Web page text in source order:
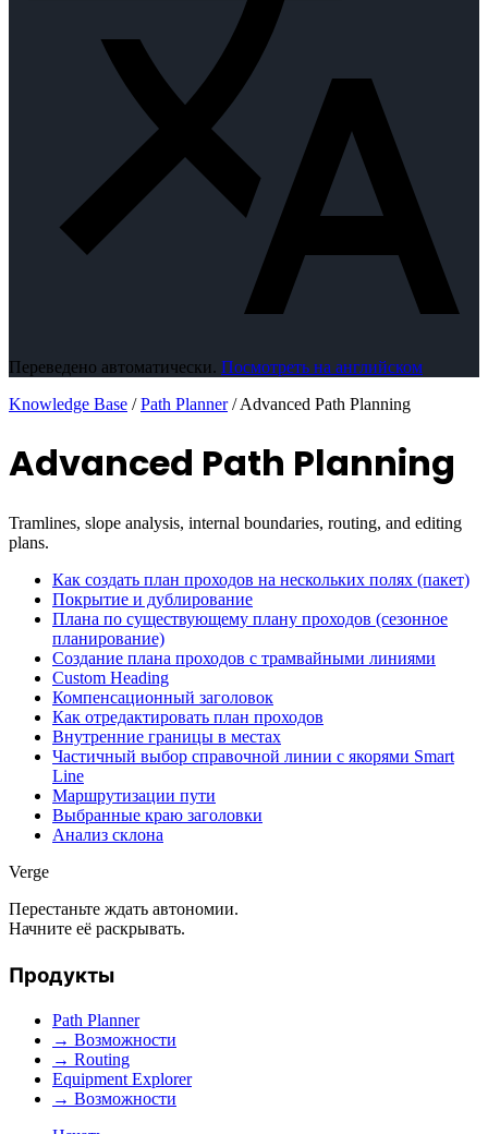
Переведено автоматически. Посмотреть на английском
Knowledge Base / Path Planner / Advanced Path Planning
Advanced Path Planning
Tramlines, slope analysis, internal boundaries, routing, and editing
plans.
Как создать план проходов на нескольких полях (пакет)
Покрытие и дублирование
Плана по существующему плану проходов (сезонное
планирование)
Создание плана проходов с трамвайными линиями
Custom Heading
Компенсационный заголовок
Как отредактировать план проходов
Внутренние границы в местах
Частичный выбор справочной линии с якорями Smart
Line
Маршрутизации пути
Выбранные краю заголовки
Анализ склона
Verge
Перестаньте ждать автономии.
Начните её раскрывать.
Продукты
Path Planner
→ Возможности
→ Routing
Equipment Explorer
→ Возможности